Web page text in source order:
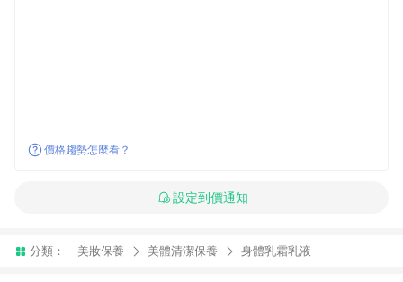
價格趨勢怎麼看？
設定到價通知
分類： 美妝保養 美體清潔保養 身體乳霜乳液